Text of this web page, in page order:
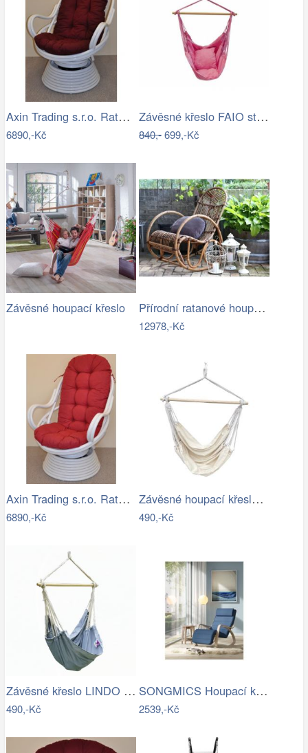
Axin Trading s.r.o. Ratanové houpací…
6890,-Kč
Závěsné křeslo FAIO starorůžová
840,-699,-Kč
Závěsné houpací křeslo Přírodní ratanové houpací křeslo Old…
12978,-Kč
Axin Trading s.r.o. Ratanové houpací…
6890,-Kč
Závěsné houpací křeslo Cozyz béžová
490,-Kč
Závěsné křeslo LINDO NEW Tempo Kondela
490,-Kč
SONGMICS Houpací křeslo polstrované…
2539,-Kč